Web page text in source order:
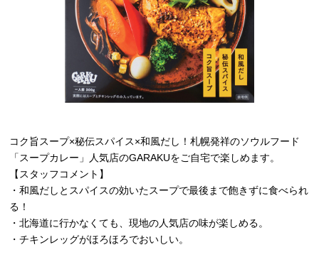
コク旨スープ×秘伝スパイス×和風だし！札幌発祥のソウルフード
「スープカレー」人気店のGARAKUをご自宅で楽しめます。
【スタッフコメント】
・和風だしとスパイスの効いたスープで最後まで飽きずに食べられ
る！
・北海道に行かなくても、現地の人気店の味が楽しめる。
・チキンレッグがほろほろでおいしい。